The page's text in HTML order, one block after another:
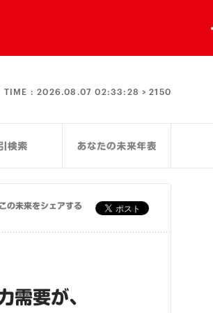
TIME :2026.08.07 02:33:28 > 2150
の未来をシェアする
需要が、